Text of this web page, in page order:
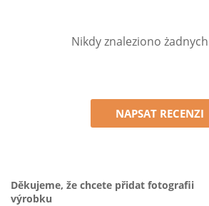
Nikdy znaleziono
NAPSAT RECENZI
Děkujeme, že chcete přidat fotografii
výrobku